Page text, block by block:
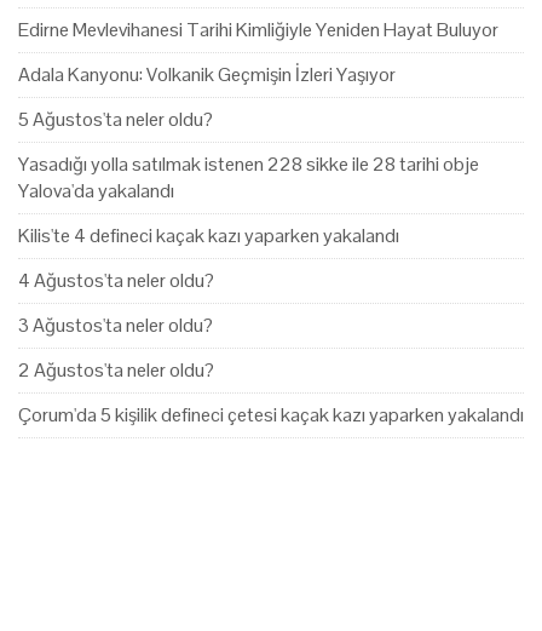
Edirne Mevlevihanesi Tarihi Kimliğiyle Yeniden Hayat Buluyor
Adala Kanyonu: Volkanik Geçmişin İzleri Yaşıyor
5 Ağustos'ta neler oldu?
Yasadığı yolla satılmak istenen 228 sikke ile 28 tarihi obje
Yalova'da yakalandı
Kilis'te 4 defineci kaçak kazı yaparken yakalandı
4 Ağustos'ta neler oldu?
3 Ağustos'ta neler oldu?
2 Ağustos'ta neler oldu?
Çorum'da 5 kişilik defineci çetesi kaçak kazı yaparken yakalandı